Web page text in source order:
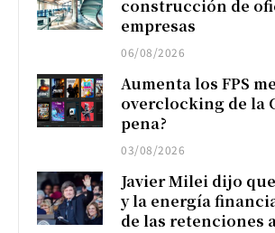
construcción de
empresas
06/08/2026
Aumenta los FPS
overclocking de la
pena?
03/08/2026
Javier Milei dijo
y la energía
de las retenciones